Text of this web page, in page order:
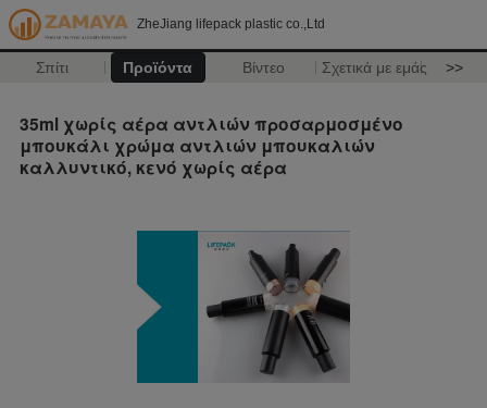
ZheJiang lifepack plastic co.,Ltd
Σπίτι Προϊόντα Βίντεο Σχετικά με εμάς >>
35ml χωρίς αέρα αντλιών προσαρμοσμένο
μπουκάλι χρώμα αντλιών μπουκαλιών
καλλυντικό, κενό χωρίς αέρα